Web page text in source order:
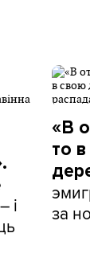
і
«В
то
за